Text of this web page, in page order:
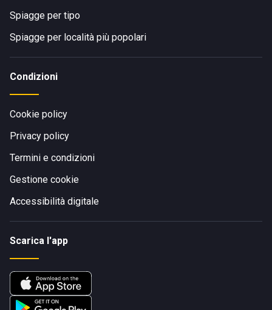
Spiagge per tipo
Spiagge per località più popolari
Condizioni
Cookie policy
Privacy policy
Termini e condizioni
Gestione cookie
Accessibilità digitale
Scarica l'app